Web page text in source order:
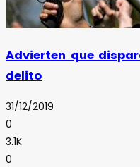
Advierten que
delito
31/12/2019
0
3.1K
0